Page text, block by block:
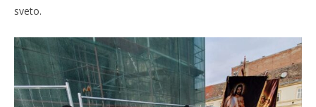
Održana Tiha misa u Osijeku 1. ožujka 2025.
03.03.2025.
slatina.net
sveto.